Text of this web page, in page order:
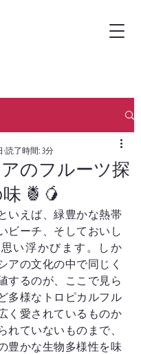
のフルーツ探
🍍🥭
読了時間: 3分
いえば、緑豊かな熱帯
ビーチ、そしておいし
い浮かびます。しか
アの文化の中で同じく
するのが、ここで見ら
多様なトロピカルフル
く愛されているものか
れていないものまで、
豊かな生物多様性を味